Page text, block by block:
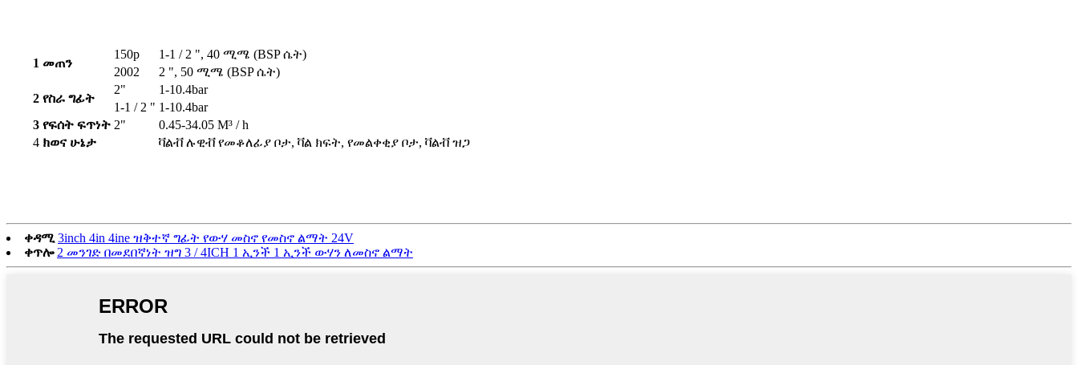
1 መጠን
150p
1-1 / 2 ", 40 ሚሜ (BSP ሴት)
2002
2 ", 50 ሚሜ (BSP ሴት)
2 የስራ ግፊት
2"
1-10.4bar
1-1 / 2 " 1-10.4bar
3 የፍሰት ፍጥነት 2"
0.45-34.05 M³ / h
4 ክወና ሁኔታ ቫልቭ ሉዊቭ የመቆለፊያ ቦታ, ቫል ክፍት, የመልቀቂያ ቦታ, ቫልቭ ዝጋ
ቀዳሚ 3inch 4in 4ine ዝቅተኛ ግፊት የውሃ መስኖ የመስኖ ልማት 24V
ቀጥሎ 2 መንገድ በመደበኛነት ዝግ 3 / 4ICH 1 ኢንች 1 ኢንች ውሃን ለመስኖ ልማት